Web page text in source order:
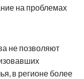
на проблемах
не позволяют
в регионе более